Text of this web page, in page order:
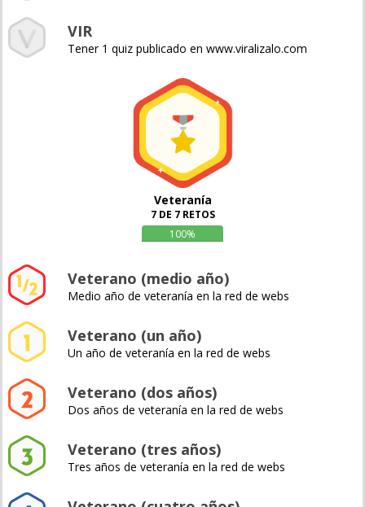
VIR
Tener 1 quiz publicado en www.viralizalo.com
Veteranía
7 DE 7 RETOS
100%
Veterano (medio año)
Medio año de veteranía en la red de webs
Veterano (un año)
Un año de veteranía en la red de webs
Veterano (dos años)
Dos años de veteranía en la red de webs
Veterano (tres años)
Tres años de veteranía en la red de webs